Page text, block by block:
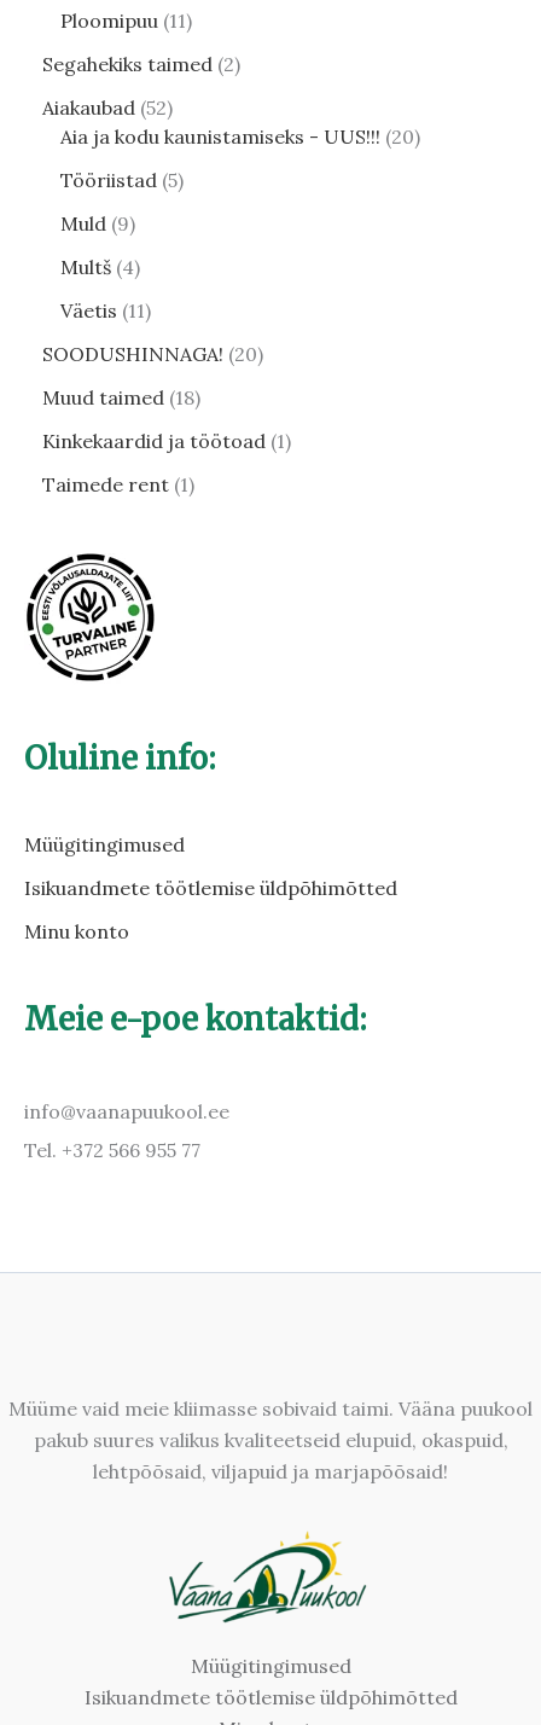
Ploomipuu 11
Segahekiks taimed 2
Aiakaubad 52
Aia ja kodu kaunistamiseks - UUS!!! 20
Tööriistad 5
Muld 9
Multš 4
Väetis 11
SOODUSHINNAGA! 20
Muud taimed 18
Kinkekaardid ja töötoad 1
Taimede rent 1
Oluline info:
Müügitingimused
Isikuandmete töötlemise üldpõhimõtted
Minu konto
Meie e-poe kontaktid:
info@vaanapuukool.ee
Tel. +372 566 955 77
Müüme vaid meie kliimasse sobivaid taimi. Vääna puukool
pakub suures valikus kvaliteetseid elupuid, okaspuid,
lehtpõõsaid, viljapuid ja marjapõõsaid!
Müügitingimused
Isikuandmete töötlemise üldpõhimõtted